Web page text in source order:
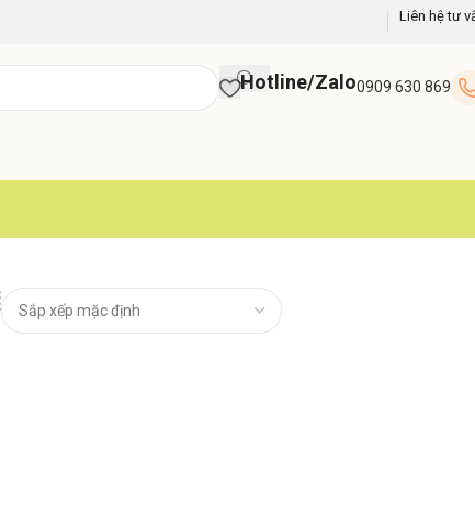
Liên hệ tư
Hotline/Zalo0909 630 869